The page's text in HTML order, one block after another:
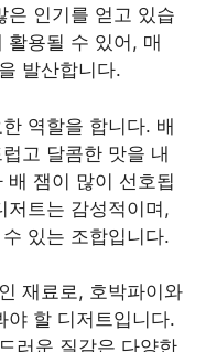
은 인기를 얻고 있습
활용될 수 있어, 매
발산합니다.
역할을 합니다. 배
고 달콤한 맛을 내
배 잼이 많이 선호됩
저트는 감성적이며,
있는 조합입니다.
재료로, 호박파이와
야 할 디저트입니다.
러운 질감은 다양한